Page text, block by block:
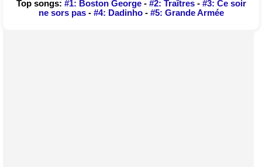
Top songs: #1: Boston George- #2: Traîtres- #3: Ce soir
ne sors pas- #4: Dadinho- #5: Grande Armée